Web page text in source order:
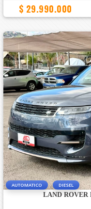
$ 29.990.000
AUTOMATICO DIESEL
LAND ROVER